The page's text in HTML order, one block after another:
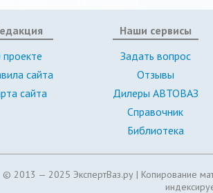
сайта
сайта
Наши сервисы
Задать вопрос
Отзывы
Дилеры АВТОВАЗ
Справочник
Библиотека
© 2013 — 2025 ЭкспертВаз.ру | Копирование